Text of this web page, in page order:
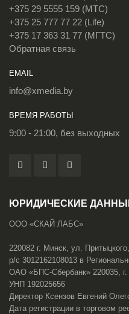
+375 29 5555 159 (МТС)
+375 25 777 77 22 (Life)
+375 17 363 31 77 (МГТС)
Обратная связь
EMAIL
info@xmedia.by
ВРЕМЯ РАБОТЫ
9:00 - 21:00, без выходных
ЮРИДИЧЕСКИЕ
ООО «СКАЙ ЛАБС»
220082 г. Минск, ул.
р/с 3012162108013 в
ОАО «БПС-Сбербанк» 220035,
УНП 192025656
Директор Ксензов Евгений
Дата регистрации в торговом